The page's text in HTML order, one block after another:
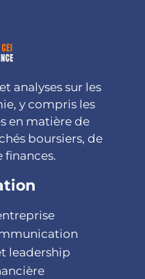
analyses sur les
y compris les
en matière de
boursiers, de
finances.
leadership